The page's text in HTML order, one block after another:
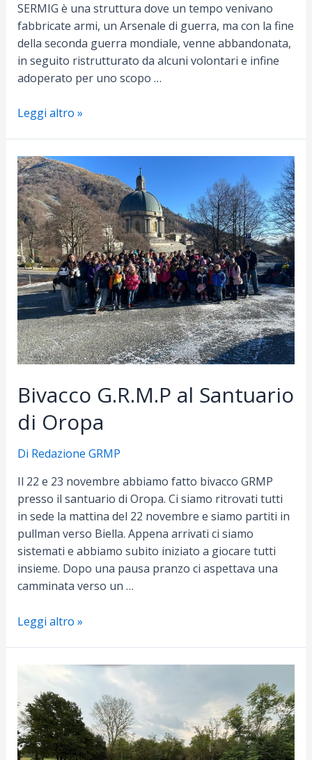
SERMIG è una struttura dove un tempo venivano
fabbricate armi, un Arsenale di guerra, ma con la fine
della seconda guerra mondiale, venne abbandonata,
in seguito ristrutturato da alcuni volontari e infine
adoperato per uno scopo …
Giornata
SERMIG
Leggi altro »
Bivacco G.R.M.P al Santuario
di Oropa
Di Redazione GRMP
Il 22 e 23 novembre abbiamo fatto bivacco GRMP
presso il santuario di Oropa. Ci siamo ritrovati tutti
in sede la mattina del 22 novembre e siamo partiti in
pullman verso Biella. Appena arrivati ci siamo
sistemati e abbiamo subito iniziato a giocare tutti
insieme. Dopo una pausa pranzo ci aspettava una
camminata verso un …
Bivacco
Santuario
Oropa
Leggi altro »